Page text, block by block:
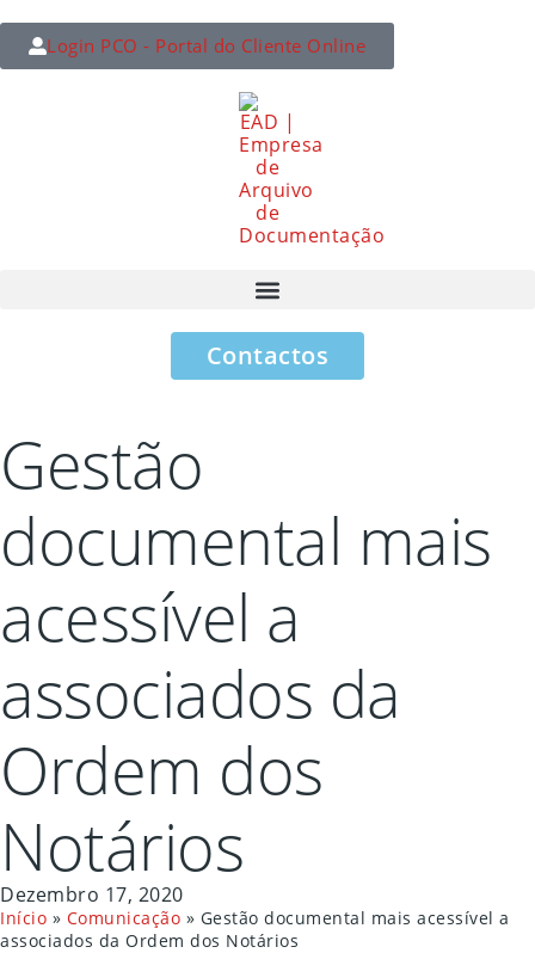
Login PCO - Portal do Cliente Online
Contactos
Gestão
documental mais
acessível a
associados da
Ordem dos
Notários
Dezembro 17, 2020
Início » Comunicação » Gestão documental mais acessível a
associados da Ordem dos Notários